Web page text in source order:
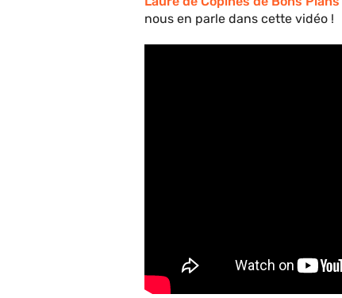
nous en parle dans cette vidéo !